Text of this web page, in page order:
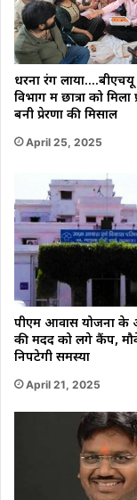
धरना रंग लाया….बीएचयू
विभाग में छात्रा को मिला
बनी प्रेरणा की मिसाल
April 25, 2025
पीएम आवास योजना के
की मदद को लगे कैंप,
निपटेगी समस्या
April 21, 2025